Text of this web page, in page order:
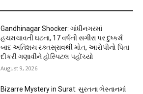
Gandhinagar Shocker: ગાંધીનગરમાં
હચમચાવતી ઘટના, 17 વર્ષની સગીરા પર દુષ્કર્મ
બાદ અતિશય રક્તસ્રાવથી મોત, આરોપીનો પિતા
દીકરી ગણાવીને હોસ્પિટલ પહોંચ્યો
August 9, 2026
Bizarre Mystery in Surat: સુરતના ભેસ્તાનમાં